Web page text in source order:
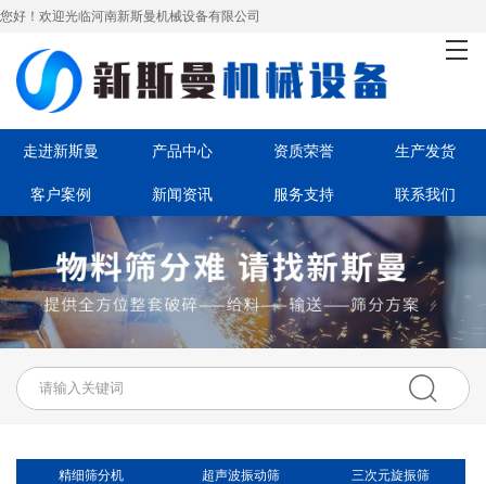
您好！欢迎光临河南新斯曼机械设备有限公司
首页
走进新斯曼
资质荣誉
生产发货
客户案例
服务支持
联系我们
走进新斯曼 产品中心 资质荣誉 生产发货
客户案例 新闻资讯 服务支持 联系我们
精细筛分机 超声波振动筛 三次元旋振筛